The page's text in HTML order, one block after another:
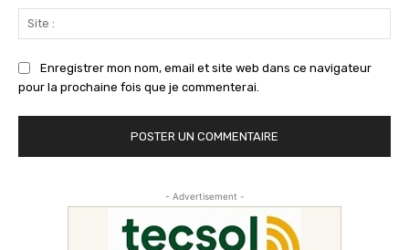
Enregistrer mon nom, email et site web dans ce navigateur
pour la prochaine fois que je commenterai.
- Advertisement -